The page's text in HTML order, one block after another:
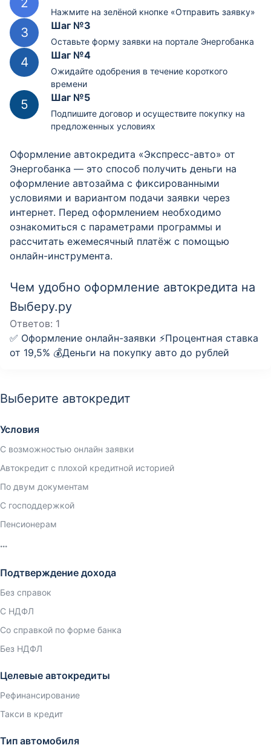
Нажмите на зелёной кнопке «Отправить заявку»
Шаг №3
Оставьте форму заявки на портале Энергобанка
Шаг №4
Ожидайте одобрения в течение короткого
времени
Шаг №5
Подпишите договор и осуществите покупку на
предложенных условиях
Оформление автокредита «Экспресс-авто» от
Энергобанка — это способ получить деньги на
оформление автозайма с фиксированными
условиями и вариантом подачи заявки через
интернет. Перед оформлением необходимо
ознакомиться с параметрами программы и
рассчитать ежемесячный платёж с помощью
онлайн-инструмента.
Чем удобно оформление автокредита на
Выберу.ру
Ответов: 1
✅ Оформление онлайн-заявки ⚡️Процентная ставка
от 19,5% 💰Деньги на покупку авто до рублей
Выберите автокредит
Условия
С возможностью онлайн заявки
Автокредит с плохой кредитной историей
По двум документам
С господдержкой
Пенсионерам
Подтверждение дохода
Без справок
С НДФЛ
Со справкой по форме банка
Без НДФЛ
Целевые автокредиты
Рефинансирование
Такси в кредит
Тип автомобиля